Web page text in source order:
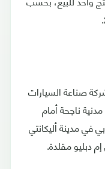
صناعة السيارات
ناجحة أمام
في مدينة أليكانتي
دبليو مقلدة.